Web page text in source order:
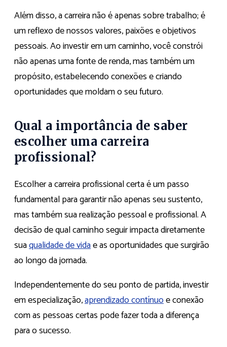
Além disso, a carreira não é apenas sobre trabalho; é
um reflexo de nossos valores, paixões e objetivos
pessoais. Ao investir em um caminho, você constrói
não apenas uma fonte de renda, mas também um
propósito, estabelecendo conexões e criando
oportunidades que moldam o seu futuro.
Qual a importância de saber
escolher uma carreira
profissional?
Escolher a carreira profissional certa é um passo
fundamental para garantir não apenas seu sustento,
mas também sua realização pessoal e profissional. A
decisão de qual caminho seguir impacta diretamente
suaqualidade de vidae as oportunidades que surgirão
ao longo da jornada.
Independentemente do seu ponto de partida, investir
em especialização,aprendizado contínuoe conexão
com as pessoas certas pode fazer toda a diferença
para o sucesso.